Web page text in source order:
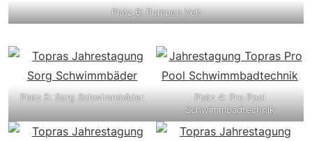
Platz 6: Pumpen Veit
Platz 5: Sorg Schwimmbäder
Platz 4: Pro Pool
Schwimmbadtechnik